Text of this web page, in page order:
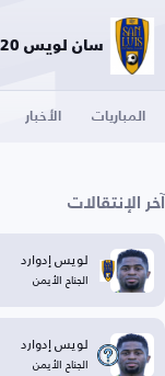
سان لويس U20 ( المكسيك )
المباريات الأخبار
آخر الإنتقالات
لويس إدوارد
الجناح الأيمن
لويس إدوارد
الجناح الأيمن